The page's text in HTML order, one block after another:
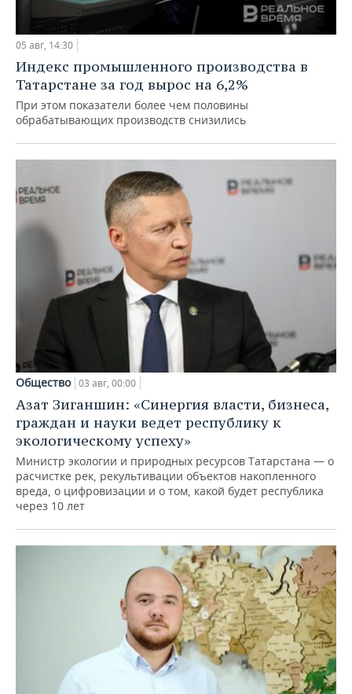
05 авг, 14:30
Индекс промышленного производства в
Татарстане за год вырос на 6,2%
При этом показатели более чем половины
обрабатывающих производств снизились
Общество 03 авг, 00:00
Азат Зиганшин: «Синергия власти, бизнеса,
граждан и науки ведет республику к
экологическому успеху»
Министр экологии и природных ресурсов Татарстана — о
расчистке рек, рекультивации объектов накопленного
вреда, о цифровизации и о том, какой будет республика
через 10 лет